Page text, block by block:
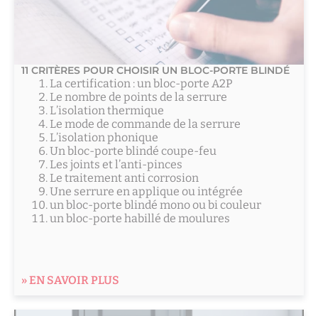
11 CRITÈRES POUR CHOISIR UN BLOC-PORTE BLINDÉ
La certification : un bloc-porte A2P
Le nombre de points de la serrure
L’isolation thermique
Le mode de commande de la serrure
L’isolation phonique
Un bloc-porte blindé coupe-feu
Les joints et l’anti-pinces
Le traitement anti corrosion
Une serrure en applique ou intégrée
un bloc-porte blindé mono ou bi couleur
un bloc-porte habillé de moulures
» EN SAVOIR PLUS